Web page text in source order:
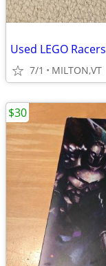
Used LEGO
7/1 MILTON,VT
$30